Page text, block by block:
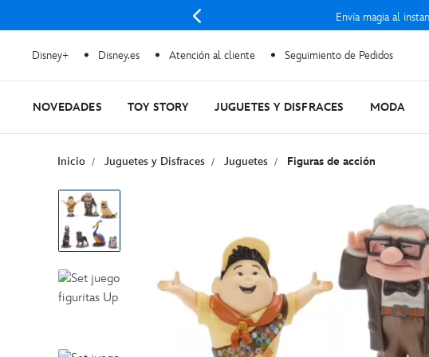
Envía magia al
Disney+ Disney.es Atención al cliente Seguimiento de Pedidos
NOVEDADES TOY STORY JUGUETES Y DISFRACES MODA
Inicio Juguetes y Disfraces Juguetes Figuras de acción